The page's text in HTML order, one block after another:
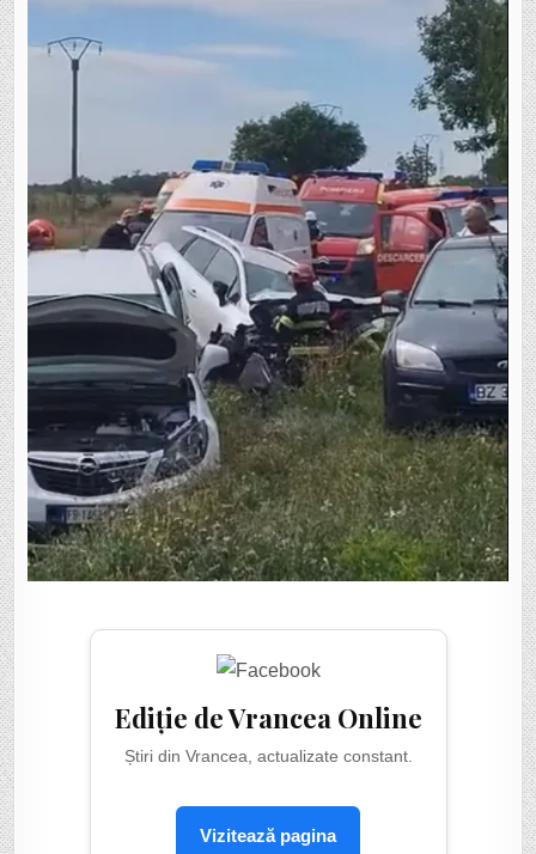
Ediție de Vrancea Online
Știri din Vrancea, actualizate constant.
Vizitează pagina